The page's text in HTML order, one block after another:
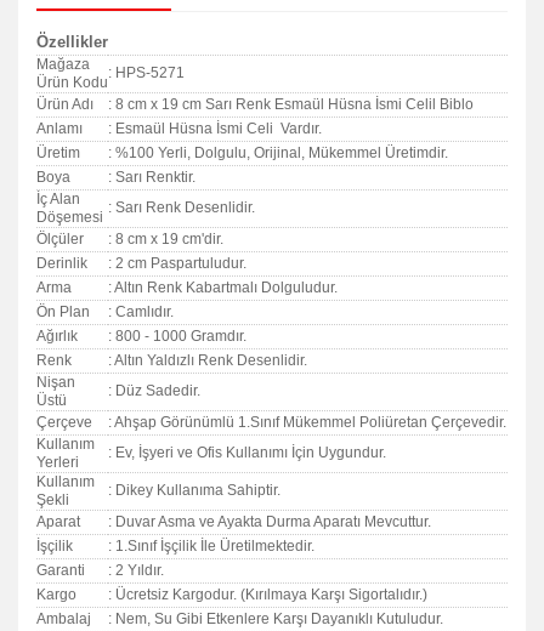
Özellikler
Mağaza
Ürün Kodu
: HPS-5271
Ürün Adı
: 8 cm x 19 cm Sarı Renk Esmaül Hüsna İsmi Celil Biblo
Anlamı
: Esmaül Hüsna İsmi Celi Vardır.
Üretim
: %100 Yerli, Dolgulu, Orijinal, Mükemmel Üretimdir.
Boya
: Sarı Renktir.
İç Alan
Döşemesi
: Sarı Renk Desenlidir.
Ölçüler
: 8 cm x 19 cm'dir.
Derinlik
: 2 cm Paspartuludur.
Arma
: Altın Renk Kabartmalı Dolguludur.
Ön Plan
: Camlıdır.
Ağırlık
: 800 - 1000 Gramdır.
Renk
: Altın Yaldızlı Renk Desenlidir.
Nişan
Üstü
: Düz Sadedir.
Çerçeve
: Ahşap Görünümlü 1.Sınıf Mükemmel Poliüretan Çerçevedir.
Kullanım
Yerleri
: Ev, İşyeri ve Ofis Kullanımı İçin Uygundur.
Kullanım
Şekli
: Dikey Kullanıma Sahiptir.
Aparat
: Duvar Asma ve Ayakta Durma Aparatı Mevcuttur.
İşçilik
: 1.Sınıf İşçilik İle Üretilmektedir.
Garanti
: 2 Yıldır.
Kargo
: Ücretsiz Kargodur. (Kırılmaya Karşı Sigortalıdır.)
Ambalaj
: Nem, Su Gibi Etkenlere Karşı Dayanıklı Kutuludur.